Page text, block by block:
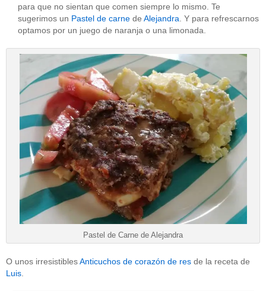
para que no sientan que comen siempre lo mismo. Te
sugerimos un Pastel de carne de Alejandra . Y para refrescarnos
optamos por un juego de naranja o una limonada.
Pastel de Carne de Alejandra
O unos irresistiblesAnticuchos de corazón de res de la receta de
Luis.